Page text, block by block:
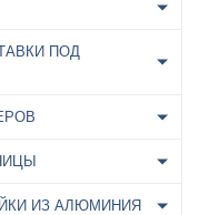
ПОД
ИЗ АЛЮМИНИЯ